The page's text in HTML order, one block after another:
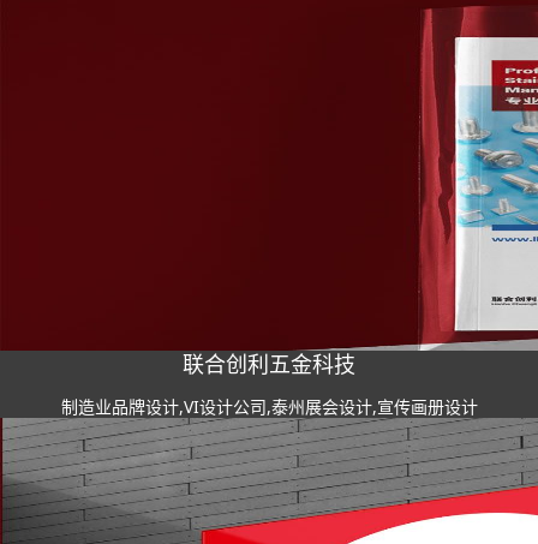
联合创利五金科技
制造业品牌设计,VI设计公司,泰州展会设计,宣传画册设计